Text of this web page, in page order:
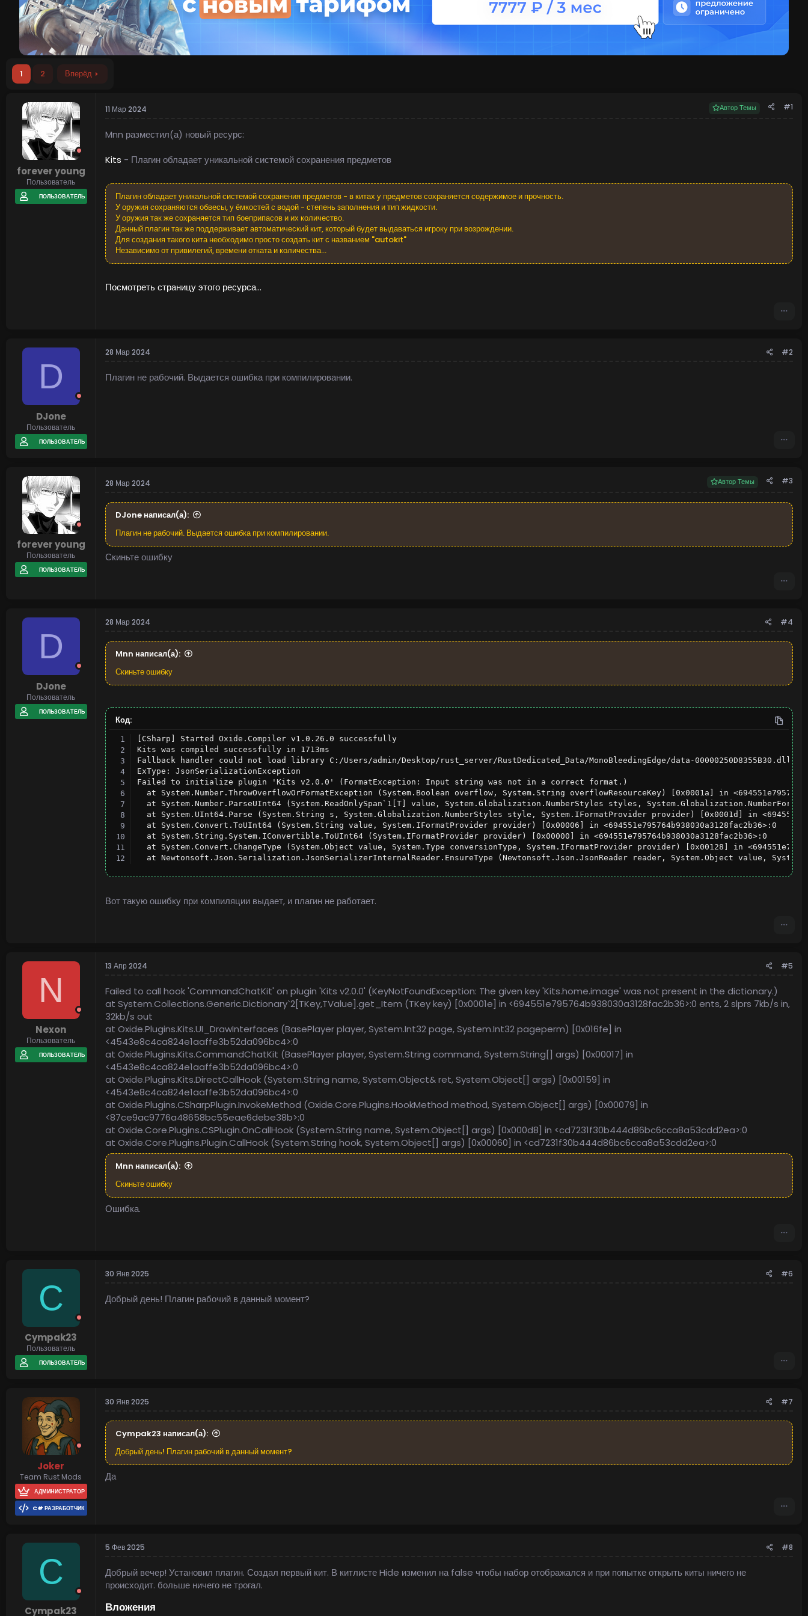
1 2 Вперёд
forever young
Пользователь
ПОЛЬЗОВАТЕЛЬ
11 Мар 2024 Автор Темы #1
Mnn разместил(а) новый ресурс:
Kits - Плагин обладает уникальной системой сохранения предметов
Плагин обладает уникальной системой сохранения предметов - в китах у предметов сохраняется содержимое и прочность.
У оружия сохраняются обвесы, у ёмкостей с водой - степень заполнения и тип жидкости.
У оружия так же сохраняется тип боеприпасов и их количество.
Данный плагин так же поддерживает автоматический кит, который будет выдаваться игроку при возрождении.
Для создания такого кита необходимо просто создать кит с названием "autokit"
Независимо от привилегий, времени отката и количества...
Посмотреть страницу этого ресурса...
D
DJone
Пользователь
ПОЛЬЗОВАТЕЛЬ
28 Мар 2024 #2
Плагин не рабочий. Выдается ошибка при компилировании.
forever young
Пользователь
ПОЛЬЗОВАТЕЛЬ
28 Мар 2024 Автор Темы #3
DJone написал(а):
Плагин не рабочий. Выдается ошибка при компилировании.
Скиньте ошибку
D
DJone
Пользователь
ПОЛЬЗОВАТЕЛЬ
28 Мар 2024 #4
Mnn написал(а):
Скиньте ошибку
Код:
[CSharp] Started Oxide.Compiler v1.0.26.0 successfully
Kits was compiled successfully in 1713ms
Fallback handler could not load library C:/Users/admin/Desktop/rust_server/RustDedicated_Data/MonoBleedingEdge/data-00000250D8355B30.dll
ExType: JsonSerializationException
Failed to initialize plugin 'Kits v2.0.0' (FormatException: Input string was not in a correct format.)
at System.Number.ThrowOverflowOrFormatException (System.Boolean overflow, System.String overflowResourceKey) [0x0001a] in
at System.Number.ParseUInt64 (System.ReadOnlySpan`1[T] value, System.Globalization.NumberStyles styles,
at System.UInt64.Parse (System.String s, System.Globalization.NumberStyles style, System.IFormatProvider provider) [0x0001d] in
  at System.Convert.ToUInt64 (System.String value, System.IFormatProvider provider) [0x00006] in <694551e795764b938030a3128fac2b36>:0
  at System.String.System.IConvertible.ToUInt64 (System.IFormatProvider provider) [0x00000] in <694551e795764b938030a3128fac2b36>:0
at System.Convert.ChangeType (System.Object value, System.Type conversionType, System.IFormatProvider provider) [0x00128] in
at Newtonsoft.Json.Serialization.JsonSerializerInternalReader.EnsureType (Newtonsoft.Json.JsonReader reader, System.Object value,
Вот такую ошибку при компиляции выдает, и плагин не работает.
N
Nexon
Пользователь
ПОЛЬЗОВАТЕЛЬ
13 Апр 2024 #5
Failed to call hook 'CommandChatKit' on plugin 'Kits v2.0.0' (KeyNotFoundException: The given key 'Kits.home.image' was not present in the dictionary.)
at System.Collections.Generic.Dictionary`2[TKey,TValue].get_Item (TKey key) [0x0001e] in <694551e795764b938030a3128fac2b36>:0 ents, 2 slprs 7kb/s in,
32kb/s out
at Oxide.Plugins.Kits.UI_DrawInterfaces (BasePlayer player, System.Int32 page, System.Int32 pageperm) [0x016fe] in
<4543e8c4ca824e1aaffe3b52da096bc4>:0
at Oxide.Plugins.Kits.CommandChatKit (BasePlayer player, System.String command, System.String[] args) [0x00017] in
<4543e8c4ca824e1aaffe3b52da096bc4>:0
at Oxide.Plugins.Kits.DirectCallHook (System.String name, System.Object& ret, System.Object[] args) [0x00159] in
<4543e8c4ca824e1aaffe3b52da096bc4>:0
at Oxide.Plugins.CSharpPlugin.InvokeMethod (Oxide.Core.Plugins.HookMethod method, System.Object[] args) [0x00079] in
<87ce9ac9776a48658bc55eae6debe38b>:0
at Oxide.Core.Plugins.CSPlugin.OnCallHook (System.String name, System.Object[] args) [0x000d8] in <cd7231f30b444d86bc6cca8a53cdd2ea>:0
at Oxide.Core.Plugins.Plugin.CallHook (System.String hook, System.Object[] args) [0x00060] in <cd7231f30b444d86bc6cca8a53cdd2ea>:0
Mnn написал(а):
Скиньте ошибку
Ошибка.
C
Cympak23
Пользователь
ПОЛЬЗОВАТЕЛЬ
30 Янв 2025 #6
Добрый день! Плагин рабочий в данный момент?
Joker
Team Rust Mods
АДМИНИСТРАТОР
C# РАЗРАБОТЧИК
30 Янв 2025 #7
Cympak23 написал(а):
Добрый день! Плагин рабочий в данный момент?
Да
C
Cympak23
5 Фев 2025 #8
Добрый вечер! Установил плагин. Создал первый кит. В китлисте Hide изменил на false чтобы набор отображался и при попытке открыть киты ничего не
происходит. больше ничего не трогал.
Вложения